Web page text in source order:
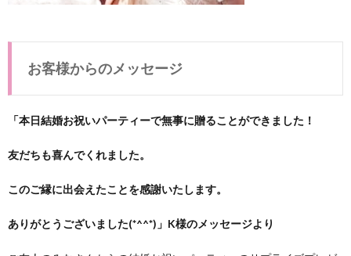
介
祝いの
プレゼ
めの花
2.
記事
お客様からのメッセージ
「本日結婚お祝いパーティーで無事に贈ることができました！
友だちも喜んでくれました。
このご縁に出会えたことを感謝いたします。
ありがとうございました(*^^*)」K様のメッセージより